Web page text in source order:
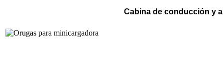
Cabina de conducción y